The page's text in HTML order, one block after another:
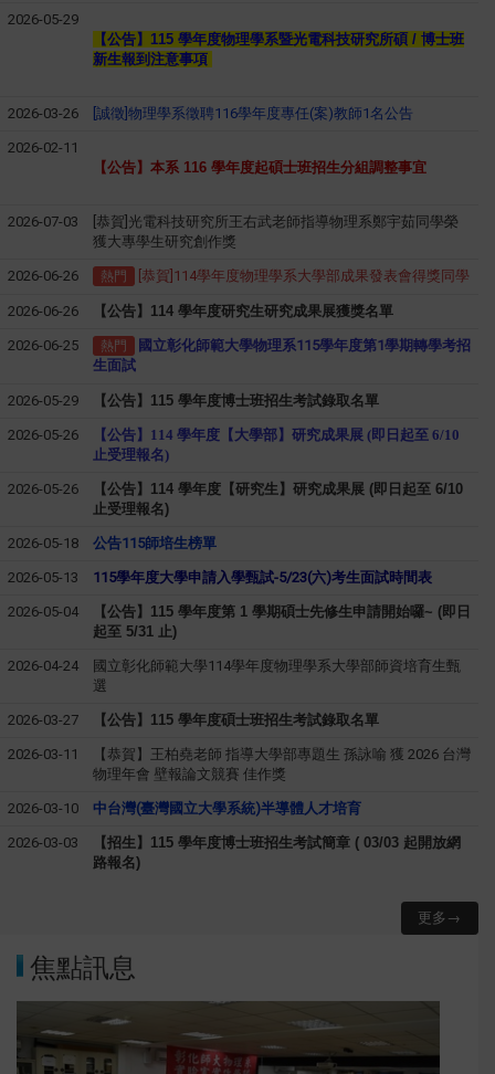
2026-05-29
【公告】115 學年度物理學系暨光電科技研究所碩 / 博士班
新生報到注意事項
2026-03-26 [誠徵]物理學系徵聘116學年度專任(案)教師1名公告
2026-02-11
【公告】本系116 學年度起碩士班招生分組調整事宜
2026-07-03
[恭賀]光電科技研究所王右武老師指導物理系鄭宇茹同學榮
獲大專學生研究創作獎
2026-06-26 熱門 [恭賀]114學年度物理學系大學部成果發表會得獎同學
2026-06-26 【公告】114 學年度研究生研究成果展獲獎名單
2026-06-25 熱門
國立彰化師範大學物理系115學年度第1學期轉學考招
生面試
2026-05-29 【公告】115 學年度博士班招生考試錄取名單
2026-05-26
【公告】114 學年度【大學部】研究成果展 (即日起至 6/10
止受理報名)
2026-05-26
【公告】114 學年度【研究生】研究成果展 (即日起至 6/10
止受理報名)
2026-05-18 公告115師培生榜單
2026-05-13 115學年度大學申請入學甄試-5/23(六)考生面試時間表
2026-05-04
【公告】115 學年度第 1 學期碩士先修生申請開始囉~ (即日
起至 5/31 止)
2026-04-24
國立彰化師範大學114學年度物理學系大學部師資培育生甄
選
2026-03-27 【公告】115 學年度碩士班招生考試錄取名單
2026-03-11
【恭賀】王柏堯老師 指導大學部專題生 孫詠喻 獲 2026 台灣
物理年會 壁報論文競賽 佳作獎
2026-03-10 中台灣(臺灣國立大學系統)半導體人才培育
2026-03-03
【招生】115 學年度博士班招生考試簡章 ( 03/03 起開放網
路報名)
更多→
焦點訊息